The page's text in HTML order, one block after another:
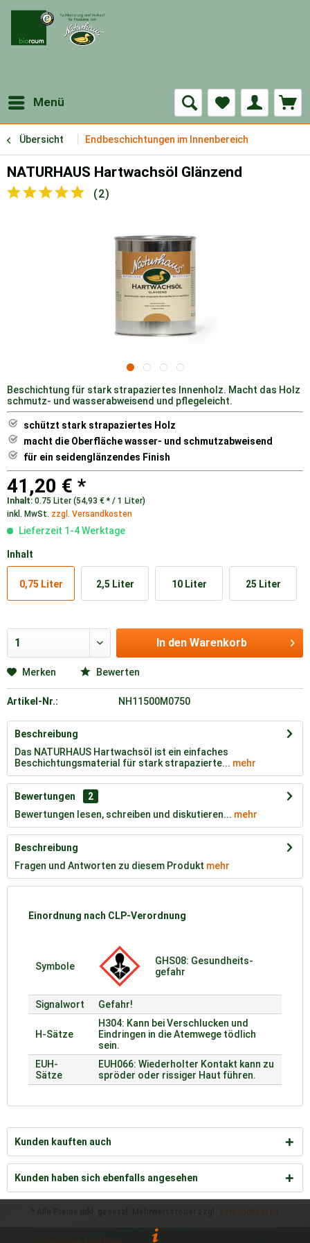
Menü
Übersicht Endbeschichtungen im Innenbereich
NATURHAUS Hartwachsöl Glänzend
(2)
Beschichtung für stark strapaziertes Innenholz. Macht das Holz
schmutz- und wasserabweisend und pflegeleicht.
schützt stark strapaziertes Holz
macht die Oberfläche wasser- und schmutzabweisend
für ein seidenglänzendes Finish
41,20 € *
Inhalt: 0.75 Liter (54,93 € * / 1 Liter)
inkl. MwSt. zzgl. Versandkosten
Lieferzeit 1-4 Werktage
Inhalt
0,75 Liter 2,5 Liter 10 Liter 25 Liter
In den Warenkorb
Merken Bewerten
Artikel-Nr.: NH11500M0750
Beschreibung
Das NATURHAUS Hartwachsöl ist ein einfaches
Beschichtungsmaterial für stark strapazierte... mehr
Bewertungen
2
Bewertungen lesen, schreiben und diskutieren... mehr
Beschreibung
Fragen und Antworten zu diesem Produkt mehr
Einordnung nach CLP-Verordnung
Symbole
GHS08: Gesund­heits­
gefahr
Signalwort Gefahr!
H-Sätze
H304: Kann bei Verschlucken und
Eindringen in die Atemwege tödlich
sein.
EUH-
Sätze
EUH066: Wiederholter Kontakt kann zu
spröder oder rissiger Haut führen.
Kunden kauften auch
Kunden haben sich ebenfalls angesehen